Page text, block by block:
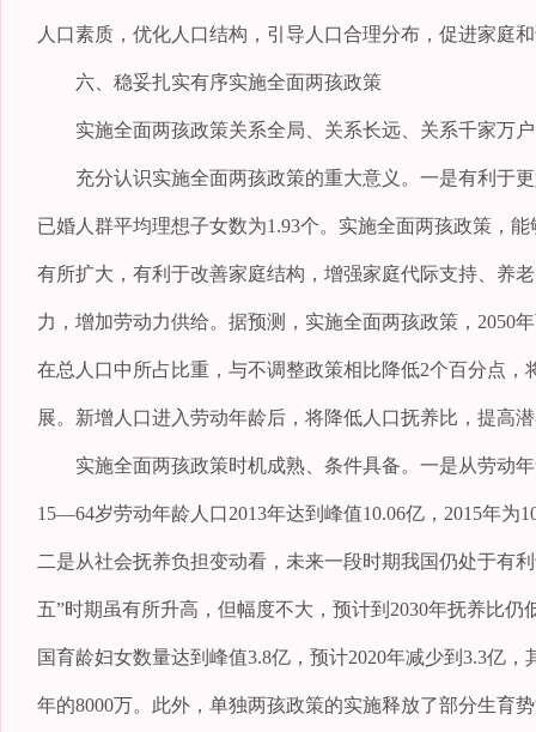
人口素质，优化人口结构，引导人口合理分布，促进家庭
六、稳妥扎实有序实施全面两孩政策
实施全面两孩政策关系全局、关系长远、关系千家万户
充分认识实施全面两孩政策的重大意义。一是有利于更
已婚人群平均理想子女数为1.93个。实施全面两孩政策，
有所扩大，有利于改善家庭结构，增强家庭代际支持、养
力，增加劳动力供给。据预测，实施全面两孩政策，2050
在总人口中所占比重，与不调整政策相比降低2个百分点
展。新增人口进入劳动年龄后，将降低人口抚养比，提高
实施全面两孩政策时机成熟、条件具备。一是从劳动年
15—64岁劳动年龄人口2013年达到峰值10.06亿，2015年为
二是从社会抚养负担变动看，未来一段时期我国仍处于有
五”时期虽有所升高，但幅度不大，预计到2030年抚养比
国育龄妇女数量达到峰值3.8亿，预计2020年减少到3.3亿
年的8000万。此外，单独两孩政策的实施释放了部分生育